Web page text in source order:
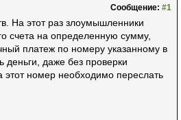
Сообщение: #1
На этот раз злоумышленники
счета на определенную сумму,
платеж по номеру указанному в
даже без проверки
номер необходимо переслать